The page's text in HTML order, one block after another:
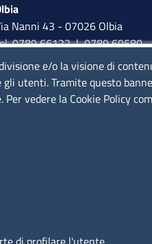
Nanni 43 - 07026 Olbia
0789 66122 | 0789 69580
ufficio.olbia@ss.camcom.it
al venerdì: 9,00 - 12,00;
e/o la visione di
utenti. Tramite questo
vedere la Cookie Policy